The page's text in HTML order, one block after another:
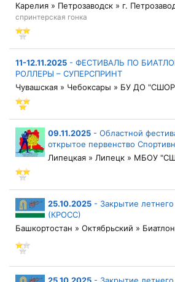
Карелия » Петрозаводск » г.
спринтерская гонка
11-12.11.2025 - ФЕСТИВАЛЬ ПО
РОЛЛЕРЫ – СУПЕРСПРИНТ
Чувашская » Чебоксары » БУ ДО
09.11.2025 - Областной
открытое первенство
Липецкая » Липецк » МБОУ
25.10.2025 - Закрытие
(КРОСС)
Башкортостан » Октябрьский »